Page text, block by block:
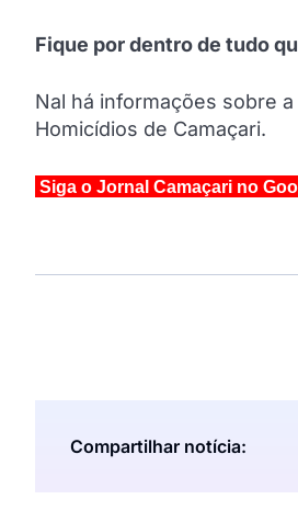
Fique por dentro de tudo
Nal há informações sobre
Homicídios de Camaçari.
Siga o Jornal Camaçari no
Compartilhar notícia: